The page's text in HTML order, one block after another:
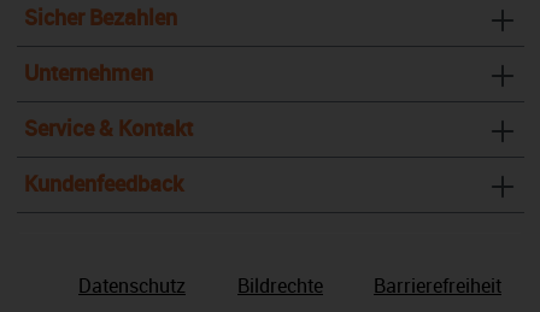
Sicher Bezahlen
Unternehmen
Service & Kontakt
Kundenfeedback
Datenschutz Bildrechte Barrierefreiheit